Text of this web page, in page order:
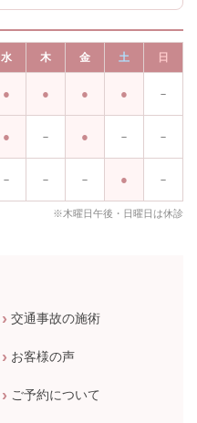
水 木 金 土 日
－
－ － －
－ － － －
※木曜日午後・日曜日は休診
交通事故の施術
お客様の声
ご予約について